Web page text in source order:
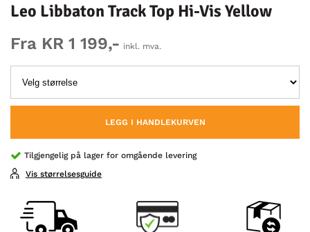
Leo Libbaton Track Top Hi-Vis Yellow
Fra KR 1 199,- inkl. mva.
LEGG I HANDLEKURVEN
Tilgjengelig på lager for omgående levering
Vis størrelsesguide